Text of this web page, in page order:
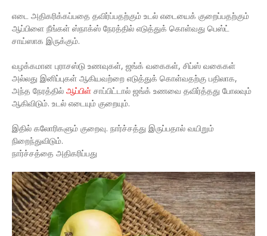
எடை அதிகரிக்கப்பதை தவிர்ப்பதற்கும் உடல் எடையைக் குறைப்பதற்கும்
ஆப்பிளை நீங்கள் ஸ்நாக்ஸ் நேரத்தில் எடுத்துக் கொள்வது பெஸ்ட்
சாய்ஸாக இருக்கும்.
வழக்கமான புராசஸ்டு உணவுகள், ஜங்க் வகைகள், சிப்ஸ் வகைகள்
அல்லது இனிப்புகள் ஆகியவற்றை எடுத்துக் கொள்வதற்கு பதிலாக,
அந்த நேரத்தில் ஆப்பிள் சாப்பிட்டால் ஜங்க் உணவை தவிர்த்தது போலவும்
ஆகிவிடும். உடல் எடையும் குறையும்.
இதில் கலோரிகளும் குறைவு. நார்ச்சத்து இருப்பதால் வயிறும்
நிறைந்துவிடும்.
​நார்ச்சத்தை அதிகரிப்பது